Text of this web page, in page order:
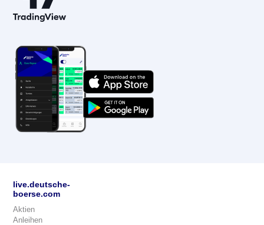
live.deutsche-
boerse.com
Aktien
Anleihen